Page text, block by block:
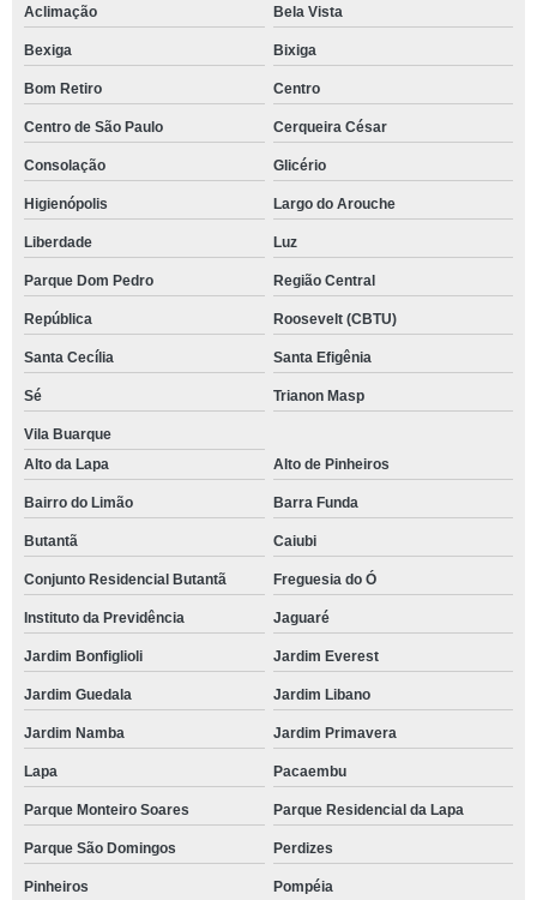
Aclimação Bela Vista
Bexiga Bixiga
Bom Retiro Centro
Centro de São Paulo Cerqueira César
Consolação Glicério
Higienópolis Largo do Arouche
Liberdade Luz
Parque Dom Pedro Região Central
República Roosevelt (CBTU)
Santa Cecília Santa Efigênia
Sé Trianon Masp
Vila Buarque
Alto da Lapa
Alto de Pinheiros
Bairro do Limão Barra Funda
Butantã Caiubi
Conjunto Residencial Butantã Freguesia do Ó
Instituto da Previdência Jaguaré
Jardim Bonfiglioli Jardim Everest
Jardim Guedala Jardim Libano
Jardim Namba Jardim Primavera
Lapa Pacaembu
Parque Monteiro Soares Parque Residencial da Lapa
Parque São Domingos Perdizes
Pinheiros Pompéia